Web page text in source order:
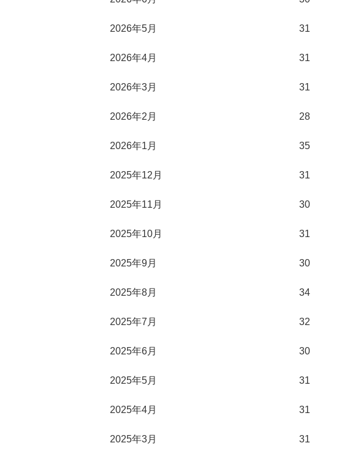
2026年5月 31
2026年4月 31
2026年3月 31
2026年2月 28
2026年1月 35
2025年12月 31
2025年11月 30
2025年10月 31
2025年9月 30
2025年8月 34
2025年7月 32
2025年6月 30
2025年5月 31
2025年4月 31
2025年3月 31